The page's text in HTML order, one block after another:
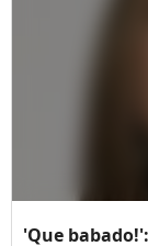
'Que